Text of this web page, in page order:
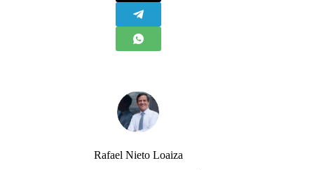
Rafael Nieto Loaiza